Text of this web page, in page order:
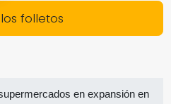
folletos
en expansión en